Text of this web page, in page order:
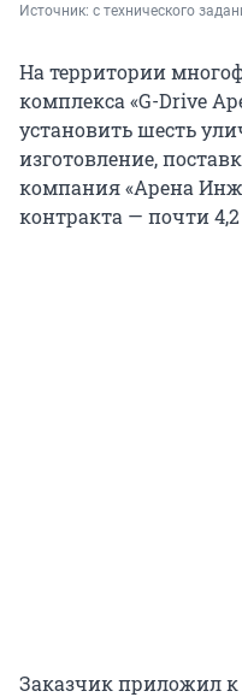
Источник: с технического
На территории
комплекса «G-Drive
установить шесть
изготовление,
компания «Арена
контракта — почти
Заказчик приложил